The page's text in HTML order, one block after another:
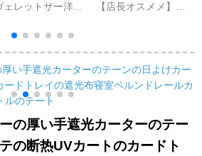
ェレットサー洋风
モダリン刺繍ケース
ースケースケース
ースケースケース
ースケースケース
テージジを含む冲
縄刺繍ドレイントラ
クトラック
【店長オスメメ】
寝室ビエング出窓カ
ーターターターター
ターテーテーリング
リングリングリング
リングリングリング
リングリングリング
の厚い手遮光カーターのテー
の断热UVカートのカードト